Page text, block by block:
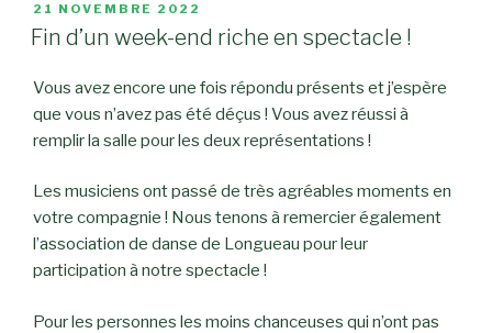
PUBLIÉ
LE
21 NOVEMBRE 2022
Fin d’un week-end riche en spectacle !
Vous avez encore une fois répondu présents et j’espère
que vous n’avez pas été déçus ! Vous avez réussi à
remplir la salle pour les deux représentations !
Les musiciens ont passé de très agréables moments en
votre compagnie ! Nous tenons à remercier également
l’association de danse de Longueau pour leur
participation à notre spectacle !
Pour les personnes les moins chanceuses qui n’ont pas